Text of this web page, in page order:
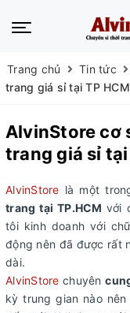
Trang chủ Tin tức
trang giá sỉ tại TP HCM
AlvinStore cơ
trang giá sỉ tại
AlvinStore là một
trang tại TP.HCM với
tôi kinh doanh với
động nên đã được rất
dài.
AlvinStore chuyên
kỳ trung gian nào